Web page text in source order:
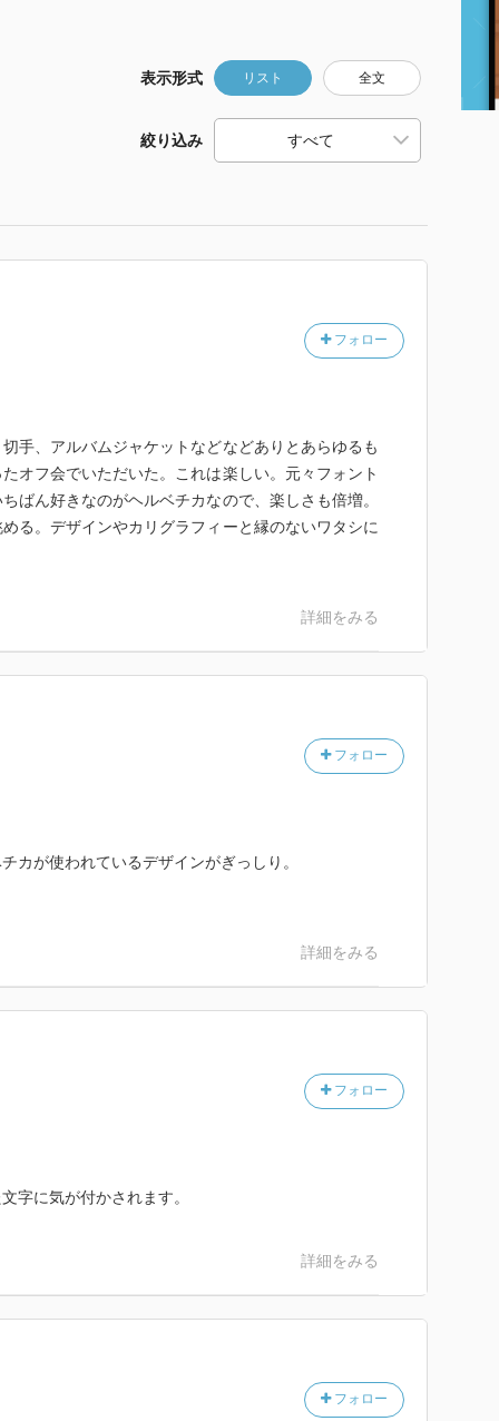
表示形式 リスト 全文
絞り込み
フォロー
手、アルバムジャケットなどなどありとあらゆるも
オフ会でいただいた。これは楽しい。元々フォント
ばん好きなのがヘルベチカなので、楽しさも倍増。
る。デザインやカリグラフィーと縁のないワタシに
詳細をみる
フォロー
カが使われているデザインがぎっしり。
詳細をみる
フォロー
字に気が付かされます。
詳細をみる
フォロー